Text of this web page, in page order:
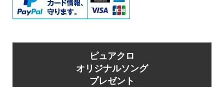
ピュアクロ
オリジナルソング
プレゼント